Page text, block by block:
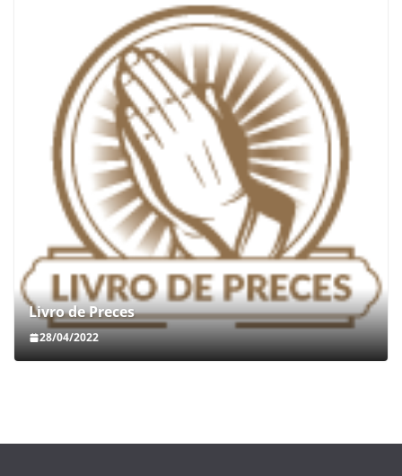
Livro de Preces
28/04/2022